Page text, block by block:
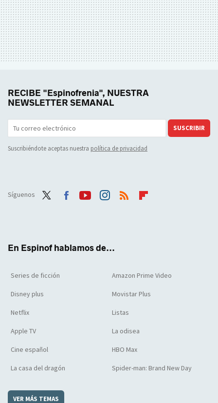
RECIBE "Espinofrenia", NUESTRA
NEWSLETTER SEMANAL
SUSCRIBIR
Suscribiéndote aceptas nuestra política de privacidad
Síguenos
En Espinof hablamos de...
Series de ficción Amazon Prime Video
Disney plus Movistar Plus
Netflix Listas
Apple TV La odisea
Cine español HBO Max
La casa del dragón Spider-man: Brand New Day
VER MÁS TEMAS